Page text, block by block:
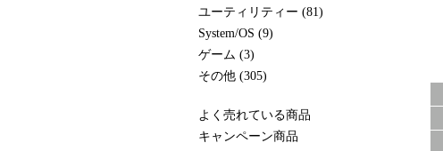
ユーティリティー (81)
System/OS (9)
ゲーム (3)
その他 (305)
よく売れている商品
キャンペーン商品